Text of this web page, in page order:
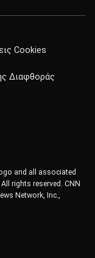
Cookies
Διαφθοράς
and all associated
rights reserved. CNN
Network, Inc.,